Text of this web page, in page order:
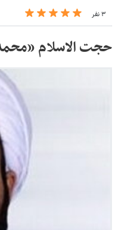
۳ نفر
حجت الاسلام